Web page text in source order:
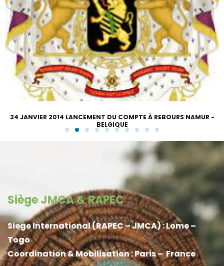
24 JANVIER 2014 LANCEMENT DU COMPTE À REBOURS NAMUR -
BELGIQUE
Siège JMCA & RAPEC
Siege International (RAPEC – JMCA) : Lome –
Togo
Coordination & Mobilisation : Paris – France